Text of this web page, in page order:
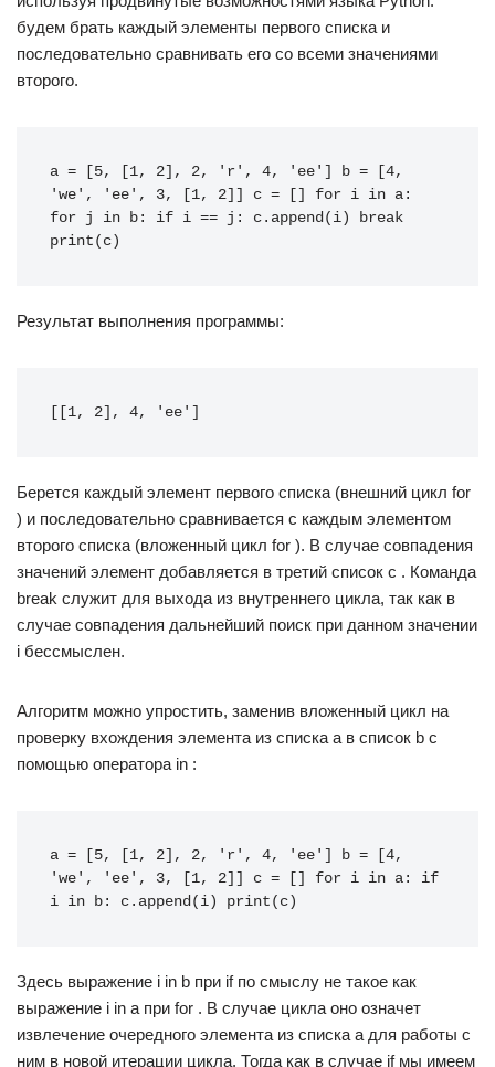
будем брать каждый элементы первого списка и
последовательно сравнивать его со всеми значениями
второго.
a = 5, 1, 2 ], 2, 'r' , 4, 'ee' b = 4,
'we' , 'ee' , 3, 1, 2 c = for i in a :
for j in b : if i == j : c . append( i )
break
print ( c )
Результат выполнения программы:
[[1, 2], 4, 'ee']
Берется каждый элемент первого списка (внешний цикл for
) и последовательно сравнивается с каждым элементом
второго списка (вложенный цикл for ). В случае совпадения
значений элемент добавляется в третий список c . Команда
break служит для выхода из внутреннего цикла, так как в
случае совпадения дальнейший поиск при данном значении
i бессмыслен.
Алгоритм можно упростить, заменив вложенный цикл на
проверку вхождения элемента из списка a в список b с
помощью оператора in :
a = 5, 1, 2 ], 2, 'r' , 4, 'ee' b = 4,
'we' , 'ee' , 3, 1, 2 c = for i in a :
if
i in b : c . append( i ) print ( c )
Здесь выражение i in b при if по смыслу не такое как
выражение i in a при for . В случае цикла оно означет
извлечение очередного элемента из списка a для работы с
ним в новой итерации цикла. Тогда как в случае if мы имеем